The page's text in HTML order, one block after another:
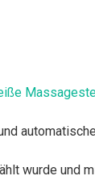
wurde und